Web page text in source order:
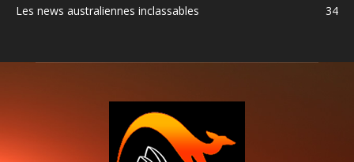
Les news australiennes inclassables
34